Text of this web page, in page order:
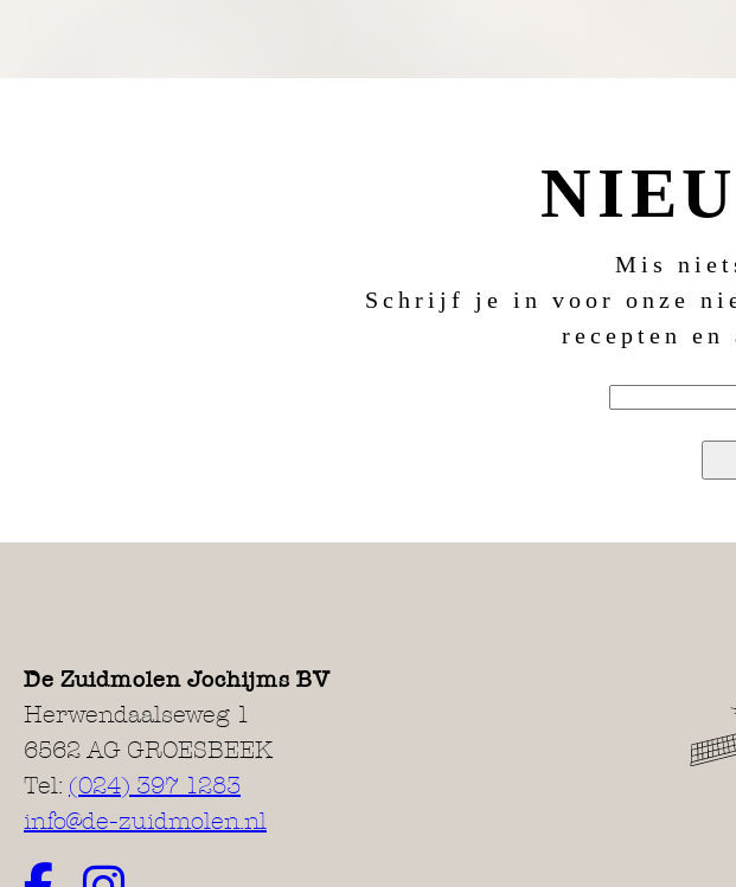
Mis
Schrijf je in voor onze
recepten en
De Zuidmolen Jochijms BV
Herwendaalseweg 1
6562 AG GROESBEEK
Tel: (024) 397 1283
info@de-zuidmolen.nl